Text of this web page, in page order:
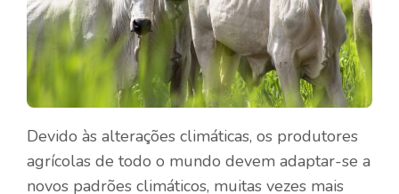
Devido às alterações climáticas, os produtores
agrícolas de todo o mundo devem adaptar-se a
novos padrões climáticos, muitas vezes mais